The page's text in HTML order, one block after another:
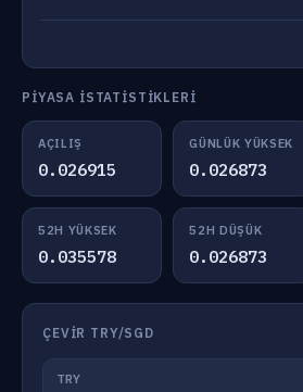
PIYASA İSTATISTIKLERI
AÇILIŞ
0.026915
GÜNLÜK YÜKSEK
0.026873
52H YÜKSEK
0.035578
52H DÜŞÜK
0.026873
ÇEVIR TRY/SGD
TRY